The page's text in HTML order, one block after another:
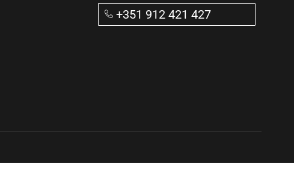
+351 912 421 427​